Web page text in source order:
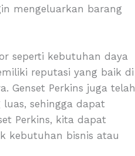
mengeluarkan barang
seperti kebutuhan daya
reputasi yang baik di
Genset Perkins juga telah
sehingga dapat
Perkins, kita dapat
kebutuhan bisnis atau